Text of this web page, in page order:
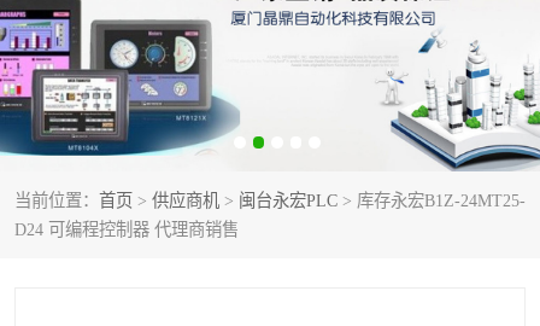
当前位置： 首页 > 供应商机 > 闽台永宏PLC > 库存永宏B1Z-24MT25-
D24 可编程控制器 代理商销售
闽台永宏PLC WEINVIEW闽台威纶触摸
正弦变频器正弦伺服 魏德米勒接线端子
ABB电流开关 魏德米勒电源
丹佛斯变频器 MOXA通讯模块